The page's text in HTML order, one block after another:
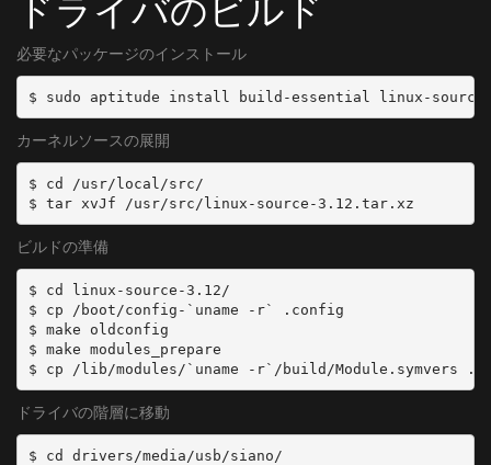
ドライバのビルド
必要なパッケージのインストール
$ sudo aptitude install build-essential linux-source-
カーネルソースの展開
$ cd /usr/local/src/
$ tar xvJf /usr/src/linux-source-3.12.tar.xz
ビルドの準備
$ cd linux-source-3.12/
$ cp /boot/config-`uname -r` .config
$ make oldconfig
$ make modules_prepare
$ cp /lib/modules/`uname -r`/build/Module.symvers .
ドライバの階層に移動
$ cd drivers/media/usb/siano/